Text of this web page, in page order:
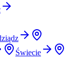
Świecie